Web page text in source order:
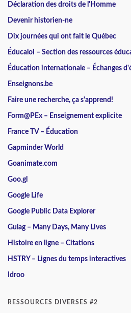
Déclaration des droits de l'Homme
Devenir historien-ne
Dix journées qui ont fait le Québec
Éducaloi – Section des ressources
Éducation internationale – Échanges
Enseignons.be
Faire une recherche, ça s'apprend!
Form@PEx – Enseignement explicite
France TV – Éducation
Gapminder World
Goanimate.com
Goo.gl
Google Life
Google Public Data Explorer
Gulag – Many Days, Many Lives
Histoire en ligne – Citations
HSTRY – Lignes du temps interactives
Idroo
RESSOURCES DIVERSES #2